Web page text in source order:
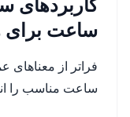
ساعت
فراتر از معناهای
ساعت مناسب را